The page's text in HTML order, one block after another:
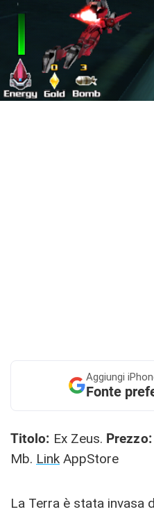
Aggiungi
Fonte
Titolo: Ex Zeus. Prezzo:
Mb. Link AppStore
La Terra è stata invasa